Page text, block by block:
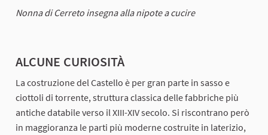
Nonna di Cerreto insegna alla nipote a cucire
ALCUNE CURIOSITÀ
La costruzione del Castello è per gran parte in sasso e
ciottoli di torrente, struttura classica delle fabbriche più
antiche databile verso il XIII-XIV secolo. Si riscontrano però
in maggioranza le parti più moderne costruite in laterizio,